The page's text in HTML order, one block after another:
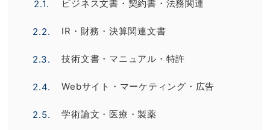
2.1. ビジネス文書・契約書・法務関連
2.2. IR・財務・決算関連文書
2.3. 技術文書・マニュアル・特許
2.4. Webサイト・マーケティング・広告
2.5. 学術論文・医療・製薬